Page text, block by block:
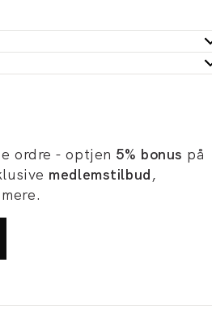
ordre - optjen 5% bonus på
medlemstilbud,